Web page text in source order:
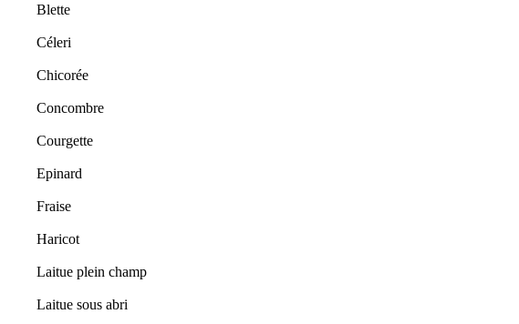
Blette
Céleri
Chicorée
Concombre
Courgette
Epinard
Fraise
Haricot
Laitue plein champ
Laitue sous abri